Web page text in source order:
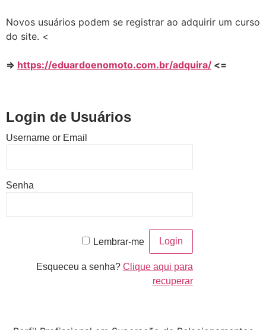
Novos usuários podem se registrar ao adquirir um curso
do site. <
=> https://eduardoenomoto.com.br/adquira/ <=
Login de Usuários
Username or Email
Senha
Lembrar-me
Esqueceu a senha? Clique aqui para
recuperar